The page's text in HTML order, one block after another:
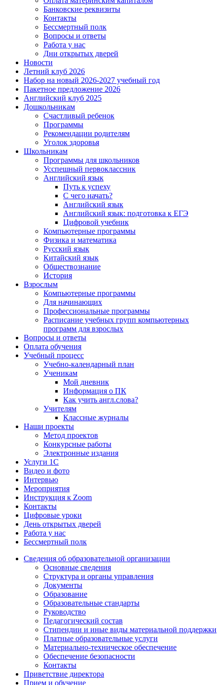
Банковские реквизиты
Контакты
Бессмертный полк
Вопросы и ответы
Работа у нас
Дни открытых дверей
Новости
Летний клуб 2026
Набор на новый 2026-2027 учебный год
Пакетное предложение 2026
Английский клуб 2025
Дошкольникам
Счастливый ребенок
Программы
Рекомендации родителям
Уголок здоровья
Школьникам
Программы для школьников
Усспешный первоклассник
Английский язык
Путь к успеху
С чего начать?
Английский язык
Английский язык: подготовка к ЕГЭ
Цифровой учебник
Компьютерные программы
Физика и математика
Русский язык
Китайский язык
Обществознание
История
Взрослым
Компьютерные программы
Для начинающих
Профессиональные программы
Расписание учебных групп компьютерных
программ для взрослых
Вопросы и ответы
Оплата обучения
Учебный процесс
Учебно-календарный план
Ученикам
Мой дневник
Информация о ПК
Как учить англ.слова?
Учителям
Классные журналы
Наши проекты
Метод проектов
Конкурсные работы
Электронные издания
Услуги 1C
Видео и фото
Интервью
Мероприятия
Инструкция к Zoom
Контакты
Цифровые уроки
День открытых дверей
Работа у нас
Бессмертный полк
Сведения об образовательной организации
Основные сведения
Структура и органы управления
Документы
Образование
Образовательные стандарты
Руководство
Педагогический состав
Стипендии и иные виды материальной поддержки
Платные образовательные услуги
Материально-техническое обеспечение
Обеспечение безопасности
Контакты
Приветствие директора
Прием и обучение